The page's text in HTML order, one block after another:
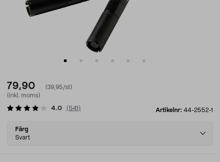
79,90
(39,95/st)
(inkl. moms)
Artikelnr: 44-2552-1
4.0 ( 541 )
Select
variant
Färg
Svart